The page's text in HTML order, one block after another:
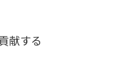
献する